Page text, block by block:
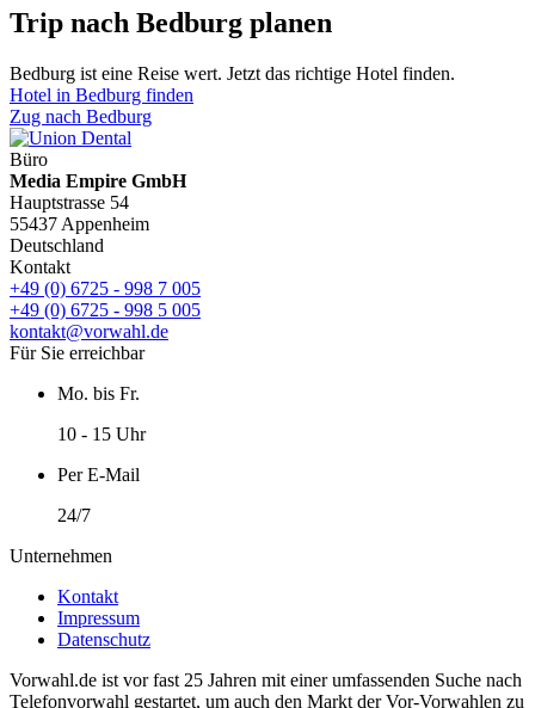
Trip nach Bedburg planen
Bedburg ist eine Reise wert. Jetzt das richtige Hotel finden.
Hotel in Bedburg finden
Zug nach Bedburg
Büro
Media Empire GmbH
Hauptstrasse 54
55437 Appenheim
Deutschland
Kontakt
+49 (0) 6725 - 998 7 005
+49 (0) 6725 - 998 5 005
kontakt@vorwahl.de
Für Sie erreichbar
Mo. bis Fr.
10 - 15 Uhr
Per E-Mail
24/7
Unternehmen
Kontakt
Impressum
Datenschutz
Vorwahl.de ist vor fast 25 Jahren mit einer umfassenden Suche nach
Telefonvorwahl gestartet, um auch den Markt der Vor-Vorwahlen zu